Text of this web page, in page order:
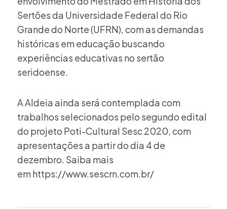
Sertões da Universidade Federal do Rio
Grande do Norte (UFRN), com as demandas
históricas em educação buscando
experiências educativas no sertão
seridoense.
A Aldeia ainda será contemplada com
trabalhos selecionados pelo segundo edital
do projeto Poti-Cultural Sesc 2020, com
apresentações a partir do dia 4 de
dezembro. Saiba mais
em https://www.sescrn.com.br/